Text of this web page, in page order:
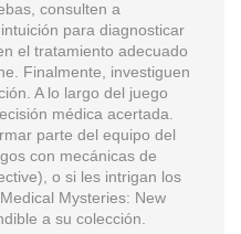
consulten a
para diagnosticar
el tratamiento adecuado
Finalmente, investiguen
A lo largo del juego
médica acertada.
parte del equipo del
con mecánicas de
o si les intrigan los
Mysteries: New
a su colección.